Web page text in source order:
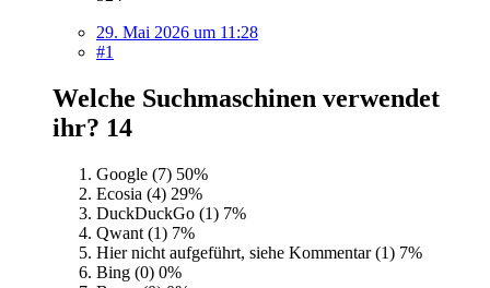
29. Mai 2026 um 11:28
#1
Welche Suchmaschinen verwendet
ihr? 14
Google (7) 50%
Ecosia (4) 29%
DuckDuckGo (1) 7%
Qwant (1) 7%
Hier nicht aufgeführt, siehe Kommentar (1) 7%
Bing (0) 0%